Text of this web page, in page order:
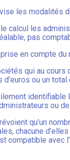
les modalités
calcul les
pas
en compte
qui au cours
ou un
ou
qu’un
chacune
compatible avec